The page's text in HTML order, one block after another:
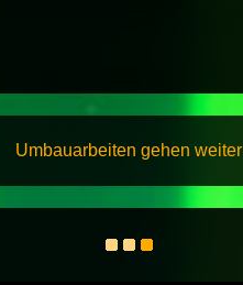
Umbauarbeiten gehen weiter